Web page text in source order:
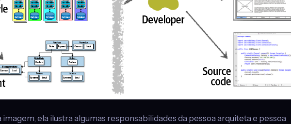
ela ilustra algumas responsabilidades da pessoa arquiteta e pessoa